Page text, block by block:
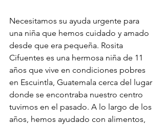
Necesitamos su ayuda urgente para
una niña que hemos cuidado y amado
desde que era pequeña. Rosita
Cifuentes es una hermosa niña de 11
años que vive en condiciones pobres
en Escuintla, Guatemala cerca del lugar
donde se encontraba nuestro centro
tuvimos en el pasado. A lo largo de los
años, hemos ayudado con alimentos,